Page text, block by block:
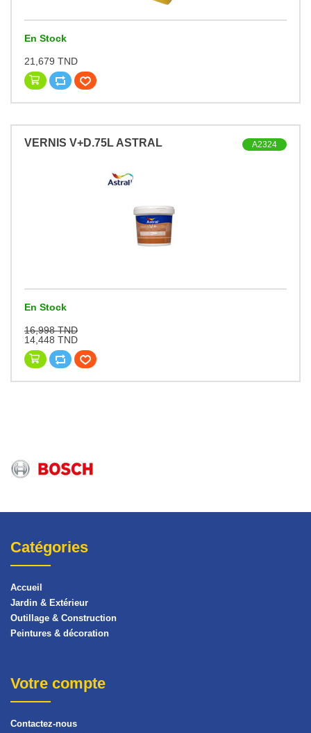
En Stock
21,679 TND
VERNIS V+D.75L ASTRAL A2324
En Stock
16,998 TND
14,448 TND
Catégories
Accueil
Jardin & Extérieur
Outillage & Construction
Peintures & décoration
Votre compte
Contactez-nous